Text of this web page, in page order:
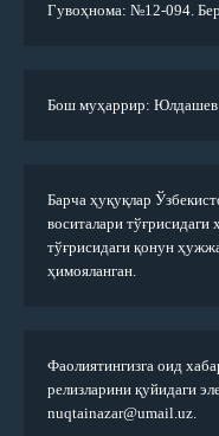
Гувоҳнома: №12-094.
Бош муҳаррир:
Барча ҳуқуқлар
воситалари
тўғрисидаги қонун
ҳимояланган.
Фаолиятингизга оид
релизларини қуйидаги
nuqtainazar@umail.uz.